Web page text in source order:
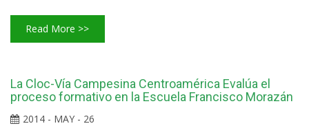
Read More >>
La Cloc-Vía Campesina Centroamérica Evalúa el
proceso formativo en la Escuela Francisco Morazán
2014 - MAY - 26